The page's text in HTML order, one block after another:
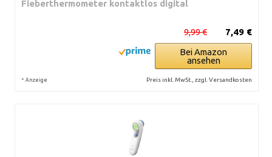
Fieberthermometer kontaktlos digital
7,49 €
9,99 €
Bei Amazon
ansehen
* Anzeige Preis inkl. MwSt., zzgl. Versandkosten